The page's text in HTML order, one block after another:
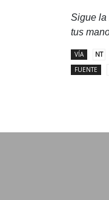
Sigue la
tus
VÍA
NT
FUENTE